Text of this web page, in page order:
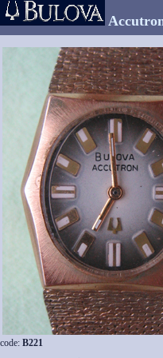
code: B221